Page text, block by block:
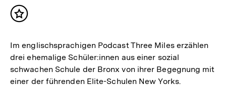
Inhalt
Im englischsprachigen Podcast Three Miles erzählen
drei ehemalige Schüler:innen aus einer sozial
schwachen Schule der Bronx von ihrer Begegnung mit
einer der führenden Elite-Schulen New Yorks.